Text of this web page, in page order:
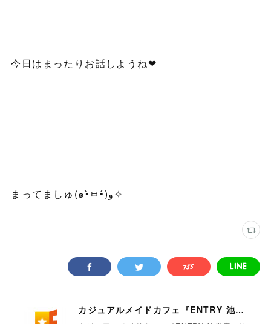
今日はまったりお話しようね❤
まってましゅ(๑•̀ㅂ•́)و✧
カジュアルメイドカフェ『ENTRY 池袋店』